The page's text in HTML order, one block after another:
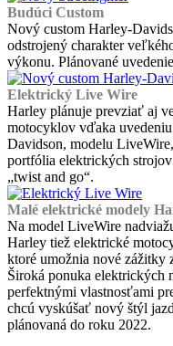
Budúci Custom
Nový custom Harley-
odstrojený charakter
výkonu. Plánované
Elektrický Live Wire
Harley plánuje prevziať aj
motocyklov vďaka
Davidson, modelu
portfólia elektrických
„twist and go“.
Malé elektrické modely
Na model LiveWire
Harley tiež elektrické
ktoré umožnia nové zážitky
Široká ponuka elektrických
perfektnými vlastnosťami
chcú vyskúšať nový štýl
plánovaná do roku 2022.